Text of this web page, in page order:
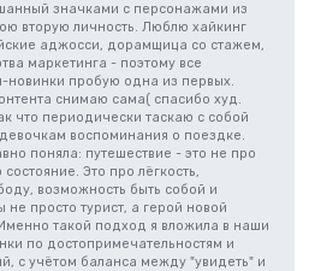
значками с персонажами из
вторую личность. Люблю хайкинг
аджосси, дорамщица со стажем,
маркетинга - поэтому все
новинки пробую одна из первых.
снимаю сама( спасибо худ.
что периодически таскаю с собой
воспоминания о поездке.
поняла: путешествие - это не про
Это про лёгкость,
возможность быть собой и
не просто турист, а герой новой
такой подход я вложила в наши
по достопримечательностям и
с учётом баланса между "увидеть" и